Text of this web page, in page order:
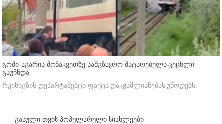
გომი-აგარის მონაკვეთზე სამგზავრო მატარებელს ცეცხლი
გაუჩნდა
რკინიგზის დეპარტამენტი ფაქტს დაკვამლიანებას უწოდებს.
გასული თვის პოპულარული სიახლეები